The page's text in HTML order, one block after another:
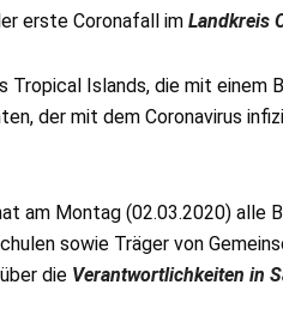
erste Coronafall im Landkreis
Tropical Islands, die mit einem
der mit dem Coronavirus
am Montag (02.03.2020) alle
sowie Träger von
die Verantwortlichkeiten in